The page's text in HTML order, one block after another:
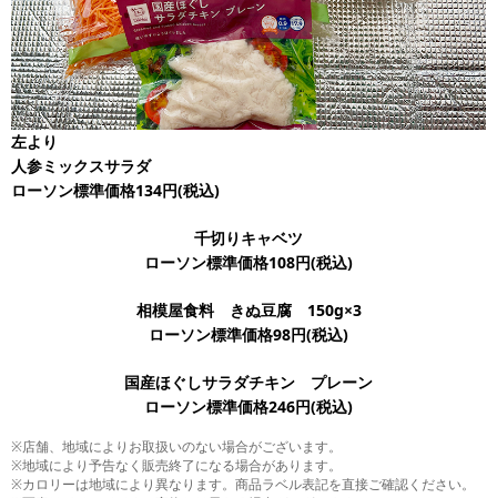
左より
人参ミックスサラダ
ローソン標準価格134円(税込)
千切りキャベツ
ローソン標準価格108円(税込)
相模屋食料 きぬ豆腐 150g×3
ローソン標準価格98円(税込)
国産ほぐしサラダチキン プレーン
ローソン標準価格246円(税込)
※店舗、地域によりお取扱いのない場合がございます。
※地域により予告なく販売終了になる場合があります。
※カロリーは地域により異なります。商品ラベル表記を直接ご確認ください。